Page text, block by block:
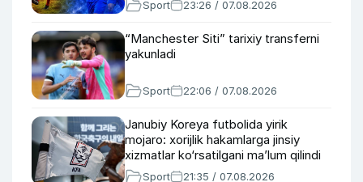
Sport 23:26 / 07.08.2026
“Manchester Siti” tarixiy transferni
yakunladi
Sport 22:06 / 07.08.2026
Janubiy Koreya futbolida yirik
mojaro: xorijlik hakamlarga jinsiy
xizmatlar ko‘rsatilgani ma’lum qilindi
Sport 21:35 / 07.08.2026